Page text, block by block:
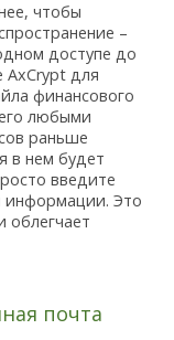
чтобы
–
доступе до
AxCrypt для
финансового
любыми
раньше
в нем будет
введите
информации. Это
облегчает
почта